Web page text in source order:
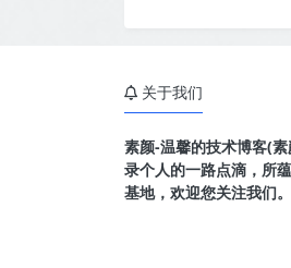
关于我们
素颜-温馨的技术博客(
录个人的一路点滴，所
基地，欢迎您关注我们。